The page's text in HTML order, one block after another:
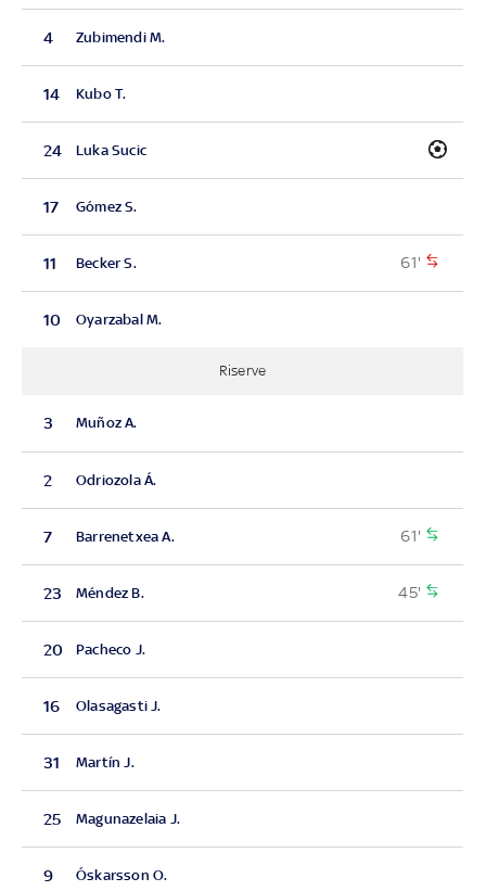
4 Zubimendi M.
14 Kubo T.
24 Luka Sucic
17 Gómez S.
11 Becker S. 61'
10 Oyarzabal M.
Riserve
3 Muñoz A.
2 Odriozola Á.
7 Barrenetxea A. 61'
23 Méndez B. 45'
20 Pacheco J.
16 Olasagasti J.
31 Martín J.
25 Magunazelaia J.
9 Óskarsson O.